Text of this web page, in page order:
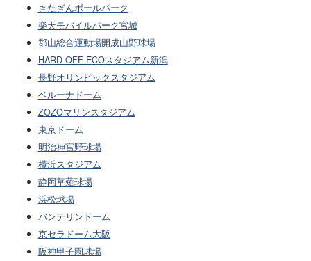
きたぎんボールパーク
楽天モバイルパーク宮城
郡山総合運動場開成山野球場
HARD OFF ECOスタジアム新潟
長野オリンピックスタジアム
ベルーナドーム
ZOZOマリンスタジアム
東京ドーム
明治神宮野球場
横浜スタジアム
静岡草薙球場
浜松球場
バンテリンドーム
京セラドーム大阪
阪神甲子園球場